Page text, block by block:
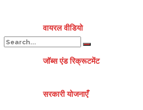
View All Result
वायरल वीडियो
जॉब्स एंड रिक्रूटमेंट
सरकारी योजनाएँ